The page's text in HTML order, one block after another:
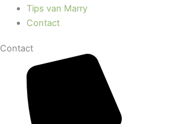
Tips van Marry
Contact
Contact